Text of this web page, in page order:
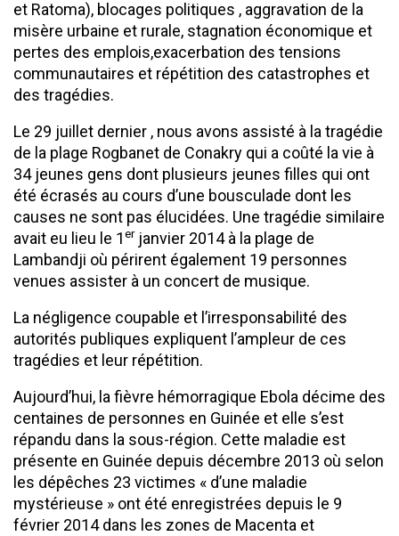
et Ratoma), blocages politiques , aggravation de la
misère urbaine et rurale, stagnation économique et
pertes des emplois,exacerbation des tensions
communautaires et répétition des catastrophes et
des tragédies.
Le 29 juillet dernier , nous avons assisté à la tragédie
de la plage Rogbanet de Conakry qui a coûté la vie à
34 jeunes gens dont plusieurs jeunes filles qui ont
été écrasés au cours d’une bousculade dont les
causes ne sont pas élucidées. Une tragédie similaire
avait eu lieu le 1erjanvier 2014 à la plage de
Lambandji où périrent également 19 personnes
venues assister à un concert de musique.
La négligence coupable et l’irresponsabilité des
autorités publiques expliquent l’ampleur de ces
tragédies et leur répétition.
Aujourd’hui, la fièvre hémorragique Ebola décime des
centaines de personnes en Guinée et elle s’est
répandu dans la sous-région. Cette maladie est
présente en Guinée depuis décembre 2013 où selon
les dépêches 23 victimes « d’une maladie
mystérieuse » ont été enregistrées depuis le 9
février 2014 dans les zones de Macenta et